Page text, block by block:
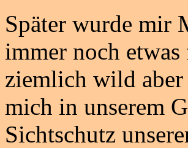
Später wurde mir
immer noch
ziemlich wild aber
mich in unserem
Sichtschutz